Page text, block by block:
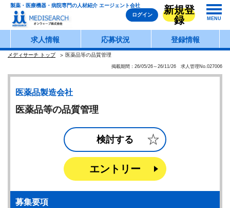
製薬・医療機器・病院専門の人材紹介 エージェント会社
ログイン
新規登
録
MENU
求人情報 応募状況 登録情報
メディサーチ トップ 医薬品等の品質管理
掲載期間：26/05/26～26/11/26 求人管理No.027006
医薬品製造会社
医薬品等の品質管理
検討する
エントリー
募集要項